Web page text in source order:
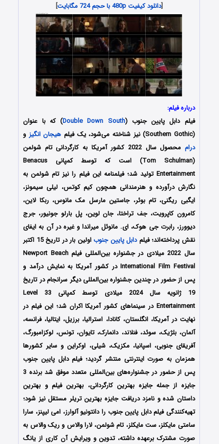
[دانلود کیفیت 480p با حجم 724 مگابایت ]
درباره فیلم:
فیلم دابل پایین جنوب (Double Down South) که با عنوان
(Southern Gothic) نیز شناخته می‌شود، یک فیلم
هیجان انگیز و
درام
محصول سال 2022 کشور آمریکا به کارگردانی تام شولمن
(Tom Schulman) است که توسط کمپانی‌ Benacus
Entertainment تولید شد؛ فیلمنامه این فیلم را نیز تام شولمن به
نگارش درآورده و هنرمندانی همچون کیم کوتس، لیلی سیمونز،
ایگبی ریگنی، تام بوئر، جاستین مارسل مک مانوس، ربکا لاین،
کامرون کاپرویت، جف تراختا، جان لوین، پل بارلو جونیور، جرج
دیوورز، رابرت جی هوک، ای. مانوئل میراندا و غیره در آن به ایفای
نقش پرداخته‌اند؛ فیلمدابل پایین جنوب
اولین بار در تاریخ 15 اکتبر
سال 2022 میلادی در جشنواره بین‌المللی فیلم Newport Beach
International Film Festival در کشور آمریکا به نمایش درآمد و
پس از حضور در چندین جشنواره بین‌المللی دیگر سرانجام در تاریخ
19 ژانویه سال 2024 میلادی توسط کمپانی Level 33
Entertainment در سینماهای کشور آمریکا اکران شد؛ این فیلم در
نهایت در آمریکا، انگلستان، کانادا، استرالیا، برزیل، ایتالیا، فرانسه،
آلمان، بلژیک، سوئد، فنلاند، دانمارک، تایوان، تونس، لوکزامبورگ،
آفریقای جنوبی، اسپانیا، مکزیک، شیلی، اوکراین و سایر کشورها
همزمان به صورت اینترنتی منتشر گردید؛ فیلم دابل پایین جنوب
پس از حضور در جشنواره‌‌های بین‌المللی متعدد موفق شد برنده 3
جایزه از جمله جایزه بهترین کارگردانی، بهترین فیلم و بهترین
داستان شده و نامزد دریافت جایزه بهترین تریلر مستقل نیز شود؛
تهیه‌کنندگی فیلم دابل پایین جنوب را دانتونیو آلوارز، امی لیپنز، سارا
سامتی مایکلز، ست مایکلز، تام شولمن، لارا والاس و ریک والاس به
صورت مشترک برعهده داشته، تدوین و ویرایش آن کاری از یانگ